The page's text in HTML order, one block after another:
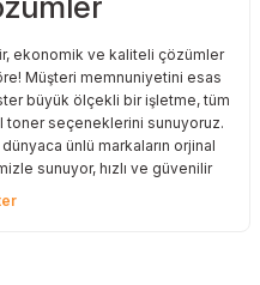
ekonomik ve kaliteli çözümler
Müşteri memnuniyetini esas
büyük ölçekli bir işletme, tüm
toner seçeneklerini sunuyoruz.
ünlü markaların orjinal
sunuyor, hızlı ve güvenilir